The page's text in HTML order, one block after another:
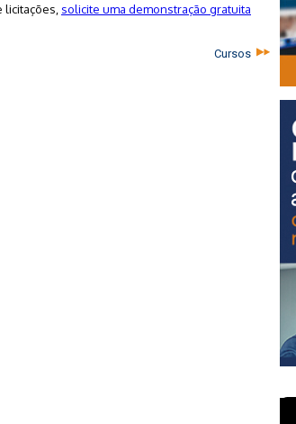
solicite uma demonstração gratuita
Cursos